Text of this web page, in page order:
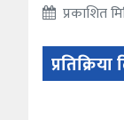
प्रकाशित